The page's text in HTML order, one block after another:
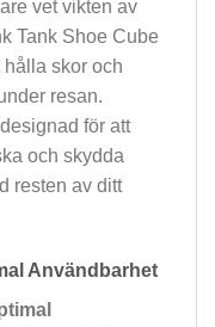
vet vikten av
Tank Shoe Cube
skor och
resan.
för att
och skydda
resten av ditt
Användbarhet